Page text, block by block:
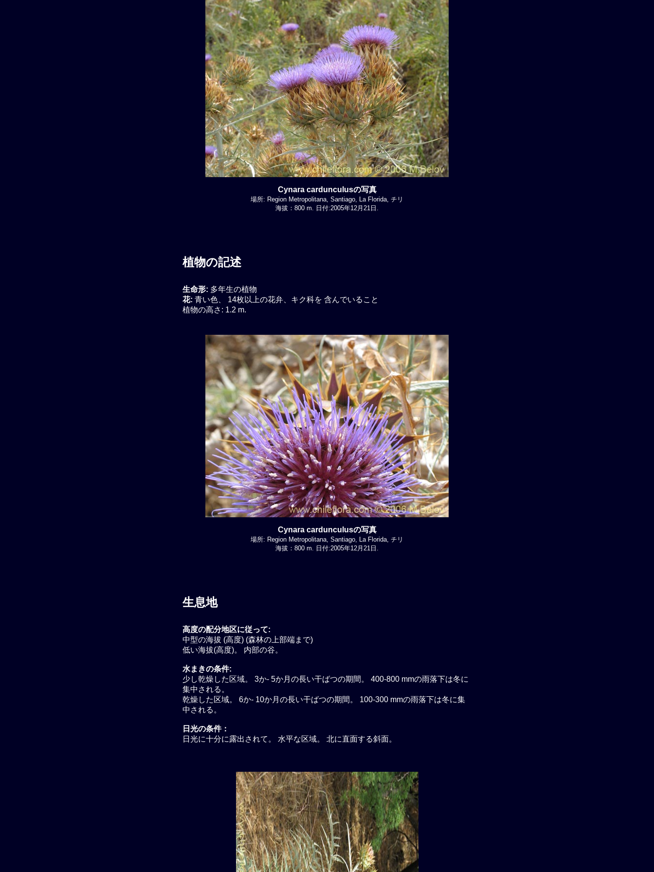
Cynara cardunculusの写真
場所: Region Metropolitana, Santiago, La Florida, チリ
海拔：800 m. 日付:2005年12月21日.
植物の記述
生命形: 多年生の植物
花: 青い色、 14枚以上の花弁、キク科を 含んでいること
植物の高さ: 1.2 m.
Cynara cardunculusの写真
場所: Region Metropolitana, Santiago, La Florida, チリ
海拔：800 m. 日付:2005年12月21日.
生息地
高度の配分地区に従って:
中型の海拔 (高度) (森林の上部端まで)
低い海拔(高度)。 内部の谷。
水まきの条件:
少し乾燥した区域。 3か- 5か月の長い干ばつの期間。 400-800 mmの雨落下は冬に
集中される。
乾燥した区域。 6か- 10か月の長い干ばつの期間。 100-300 mmの雨落下は冬に集
中される。
日光の条件：
日光に十分に露出されて。 水平な区域。 北に直面する斜面。